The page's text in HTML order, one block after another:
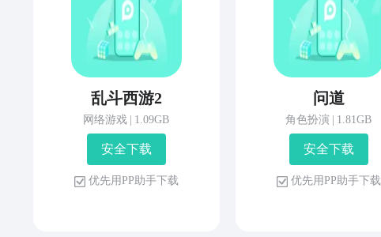
乱斗西游2
网络游戏 1.09GB
安 全 下 载
优 先 用 P P 助 手 下 载
问道
角色扮演 1.81GB
安 全 下 载
优 先 用 P P 助 手 下 载